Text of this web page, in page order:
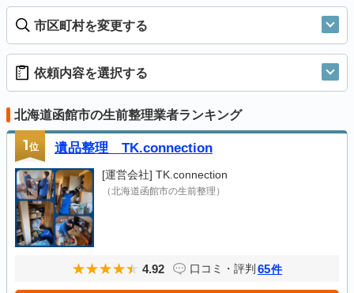
市区町村を変更する
依頼内容を選択する
北海道函館市の生前整理業者ランキング
1位 遺品整理 TK.connection
[運営会社] TK.connection
（北海道函館市の生前整理）
4.92 口コミ・評判 65件